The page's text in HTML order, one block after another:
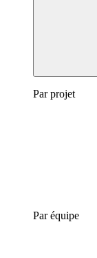
Par projet
Par équipe